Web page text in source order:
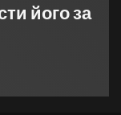
його за